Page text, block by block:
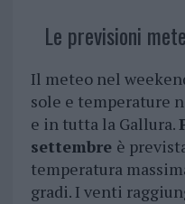
Le previsioni
Il meteo nel
sole e temperature
e in tutta la Gallura.
settembre è
temperatura
gradi. I venti